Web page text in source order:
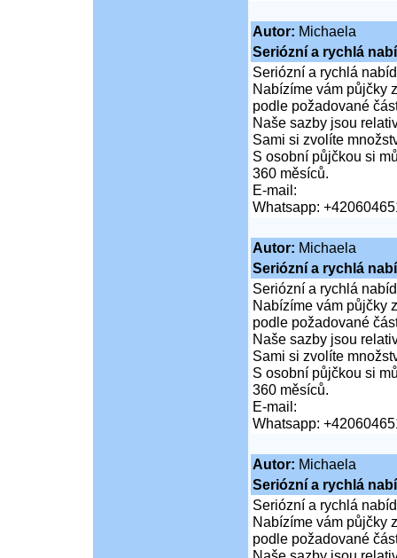
Autor: Michaela
Seriózní a rychlá
Seriózní a rychlá
Nabízíme vám půjčky
podle požadované
Naše sazby jsou
Sami si zvolíte
S osobní půjčkou si
360 měsíců.
E-mail:
Whatsapp:
Autor: Michaela
Seriózní a rychlá
Seriózní a rychlá
Nabízíme vám půjčky
podle požadované
Naše sazby jsou
Sami si zvolíte
S osobní půjčkou si
360 měsíců.
E-mail:
Whatsapp:
Autor: Michaela
Seriózní a rychlá
Seriózní a rychlá
Nabízíme vám půjčky
podle požadované